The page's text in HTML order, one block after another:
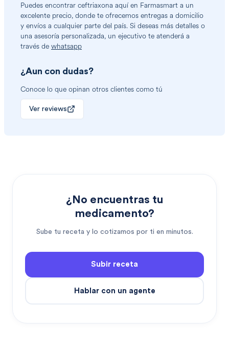
Puedes encontrar ceftriaxona aquí en Farmasmart a un
excelente precio, donde te ofrecemos entregas a domicilio
y envíos a cualquier parte del país. Si deseas más detalles o
una asesoría personalizada, un ejecutivo te atenderá a
través de whatsapp
¿Aun con dudas?
Conoce lo que opinan otros clientes como tú
Ver reviews
¿No encuentras tu
medicamento?
Sube tu receta y lo cotizamos por ti en minutos.
Subir receta
Hablar con un agente